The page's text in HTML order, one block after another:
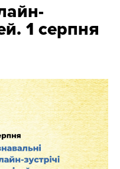
1 серпня